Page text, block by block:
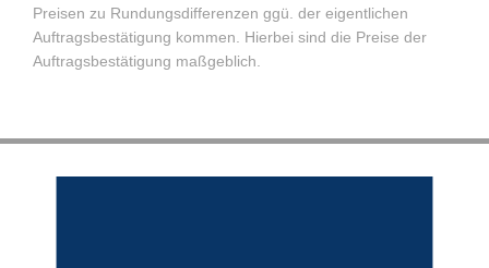
Preisen zu Rundungsdifferenzen ggü. der eigentlichen
Auftragsbestätigung kommen. Hierbei sind die Preise der
Auftragsbestätigung maßgeblich.